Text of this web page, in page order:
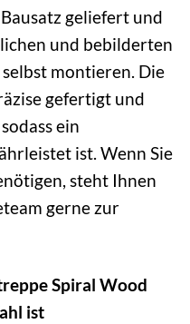
geliefert und
und bebilderten
montieren. Die
gefertigt und
ein
ist. Wenn Sie
steht Ihnen
gerne zur
Spiral Wood
ist